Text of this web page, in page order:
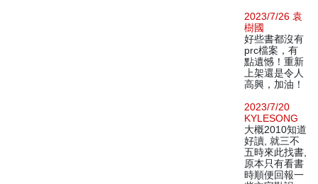
2023/7/26 袁
樹國
好些書都沒有
prc檔案，有
點遺憾！重新
上架還是令人
高興，加油！
2023/7/20
KYLESONG
大概2010知道
好讀, 就三不
五時來此找書,
原本只有看書
時順便回報一